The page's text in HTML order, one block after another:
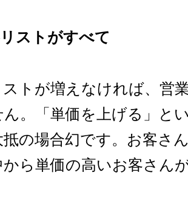
ストがすべて
ストが増えなければ、営
ん。「単価を上げる」と
の場合幻です。お客さ
から単価の高いお客さん